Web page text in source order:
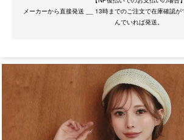
メーカーから直接発送 __ 13時までのご注文で在庫確認